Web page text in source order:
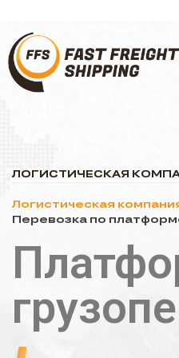
ЛОГИСТИЧЕСКАЯ
Логистическая
Перевозка поЭтапы
Кейсы
FAQ
Контакты